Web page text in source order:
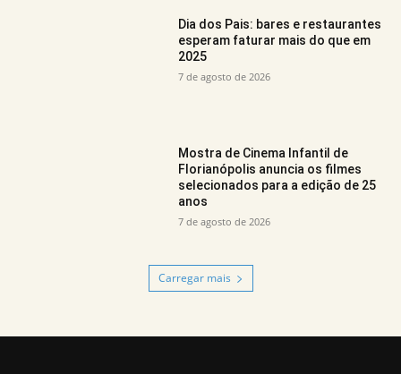
Dia dos Pais: bares e restaurantes
esperam faturar mais do que em
2025
7 de agosto de 2026
Mostra de Cinema Infantil de
Florianópolis anuncia os filmes
selecionados para a edição de 25
anos
7 de agosto de 2026
Carregar mais